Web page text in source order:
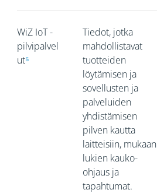
WiZ IoT -
pilvipalvel
ut⁵
Tiedot, jotka
mahdollistavat
tuotteiden
löytämisen ja
sovellusten ja
palveluiden
yhdistämisen
pilven kautta
laitteisiin, mukaan
lukien kauko-
ohjaus ja
tapahtumat.